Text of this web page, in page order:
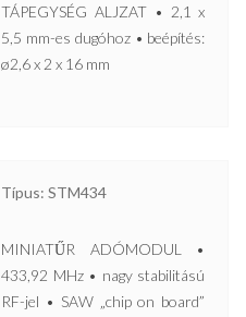
TÁPEGYSÉG ALJZAT • 2,1 x
5,5 mm-es dugóhoz • beépítés:
ø2,6 x 2 x 16 mm
Típus: STM434
MINIATŰR ADÓMODUL •
433,92 MHz • nagy stabilitású
RF-jel • SAW „chip on board”